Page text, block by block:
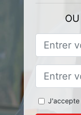
J'accepte